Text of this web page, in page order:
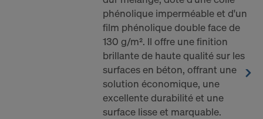
phénolique imperméable et d'un
film phénolique double face de
130 g/m². Il offre une finition
brillante de haute qualité sur les
surfaces en béton, offrant une
solution économique, une
excellente durabilité et une
surface lisse et marquable.